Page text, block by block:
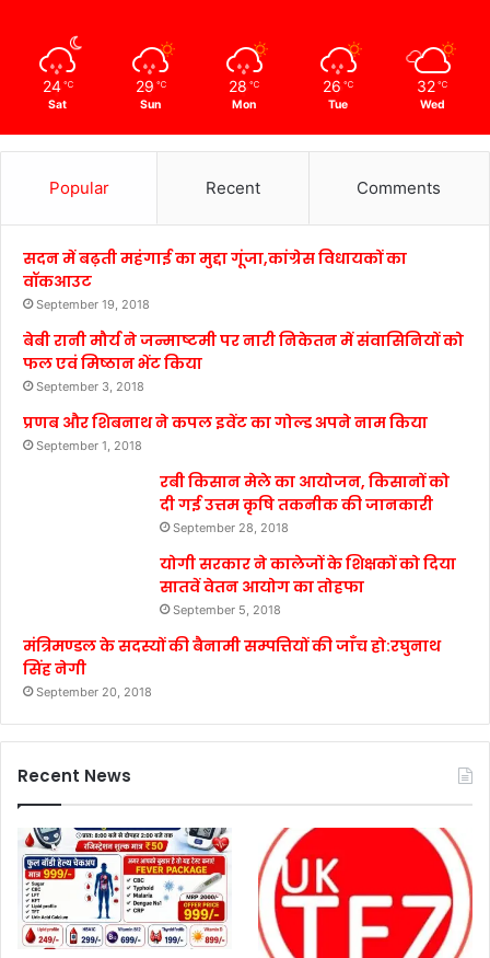
24 ℃
Sat
29 ℃
Sun
28 ℃
Mon
26 ℃
Tue
32 ℃
Wed
Popular Recent Comments
सदन में बढ़ती महंगाई का मुद्दा गूंजा,कांग्रेस विधायकों का
वॉकआउट
September 19, 2018
बेबी रानी मौर्य ने जन्माष्टमी पर नारी निकेतन में संवासिनियों को
फल एवं मिष्ठान भेंट किया
September 3, 2018
प्रणब और शिबनाथ ने कपल इवेंट का गोल्ड अपने नाम किया
September 1, 2018
रबी किसान मेले का आयोजन, किसानों को
दी गई उत्तम कृषि तकनीक की जानकारी
September 28, 2018
योगी सरकार ने कालेजों के शिक्षकों को दिया
सातवें वेतन आयोग का तोहफा
September 5, 2018
मंत्रिमण्डल के सदस्यों की बैनामी सम्पत्तियों की जाँच हो:रघुनाथ
सिंह नेगी
September 20, 2018
Recent News